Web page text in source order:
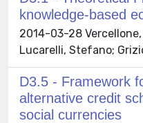
knowledge-based
2014-03-28
Lucarelli, Stefano;
D3.5 - Framework
alternative credit
social currencies